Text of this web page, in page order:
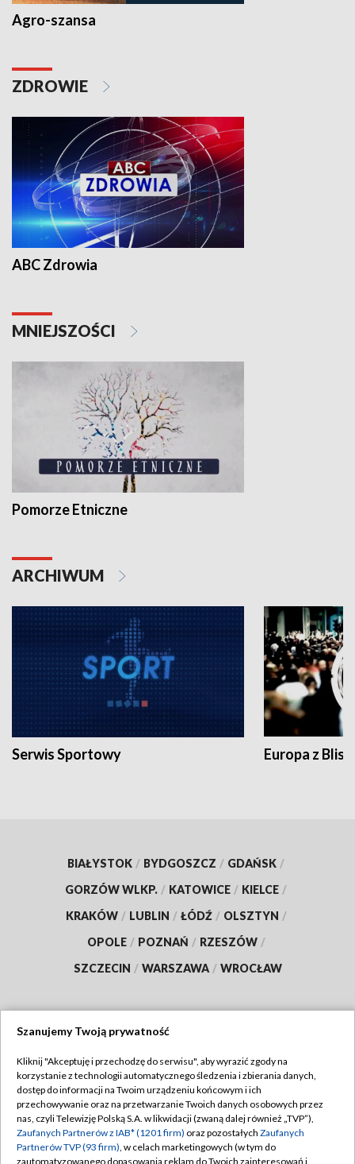
Agro-szansa
ZDROWIE
ABC Zdrowia
MNIEJSZOŚCI
Pomorze Etniczne
ARCHIWUM
Serwis Sportowy Europa z
BIAŁYSTOK / BYDGOSZCZ / GDAŃSK /
GORZÓW WLKP. / KATOWICE / KIELCE /
KRAKÓW / LUBLIN / ŁÓDŹ / OLSZTYN /
OPOLE / POZNAŃ / RZESZÓW /
SZCZECIN / WARSZAWA / WROCŁAW
TVP
Abonament TVP
Emisja w TVP
Centrum informacji TVP
Regulamin TVP
Polityka prywatności
Moje zgody
Szanujemy Twoją prywatność
Kliknij "Akceptuję i przechodzę do serwisu", aby wyrazić zgody na
korzystanie z technologii automatycznego śledzenia i zbierania danych,
dostęp do informacji na Twoim urządzeniu końcowym i ich
przechowywanie oraz na przetwarzanie Twoich danych osobowych przez
nas, czyli Telewizję Polską S.A. w likwidacji (zwaną dalej również „TVP”),
Zaufanych Partnerów z IAB* (1201 firm) oraz pozostałych Zaufanych
Partnerów TVP (93 firm), w celach marketingowych (w tym do
zautomatyzowanego dopasowania reklam do Twoich zainteresowań i